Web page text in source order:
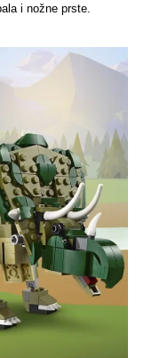
i nožne prste.